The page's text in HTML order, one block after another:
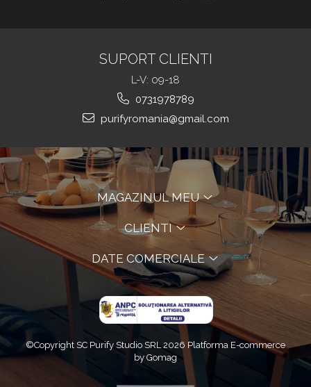
SUPORT CLIENTI
L-V: 09-18
0731978789
purifyromania@gmail.com
MAGAZINUL MEU
CLIENTI
DATE COMERCIALE
©Copyright SC Purify Studio SRL 2026 Platforma E-commerce
by Gomag